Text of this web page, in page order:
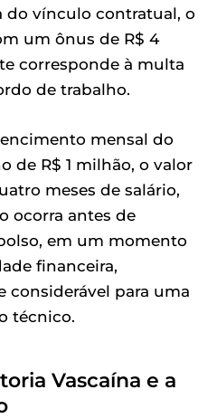
do vínculo contratual, o
um ônus de R$ 4
corresponde à multa
de trabalho.
mensal do
de R$ 1 milhão, o valor
meses de salário,
ocorra antes de
em um momento
financeira,
considerável para uma
técnico.
Vascaína e a